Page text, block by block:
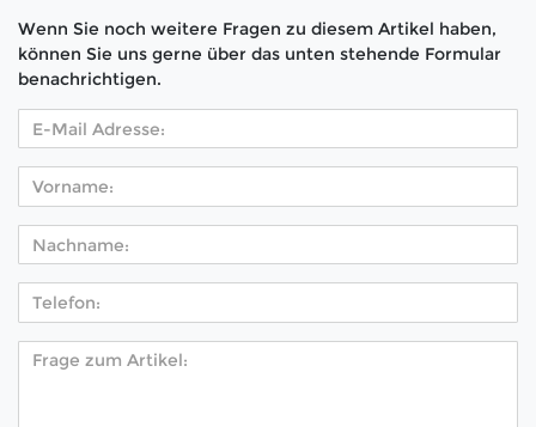
Wenn Sie noch weitere Fragen zu diesem Artikel haben,
können Sie uns gerne über das unten stehende Formular
benachrichtigen.